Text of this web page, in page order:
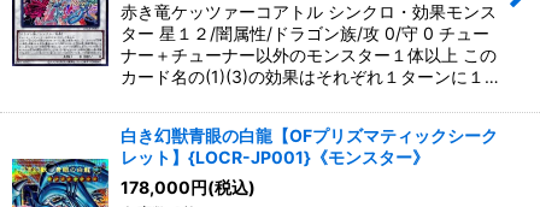
赤き竜ケッツァーコアトル シンクロ・効果モンス
ター 星１２/闇属性/ドラゴン族/攻 0/守 0 チュー
ナー＋チューナー以外のモンスター１体以上 この
カード名の(1)(3)の効果はそれぞれ１ターンに１…
白き幻獣青眼の白龍【OFプリズマティックシーク
レット】{LOCR-JP001}《モンスター》
178,000円(税込)